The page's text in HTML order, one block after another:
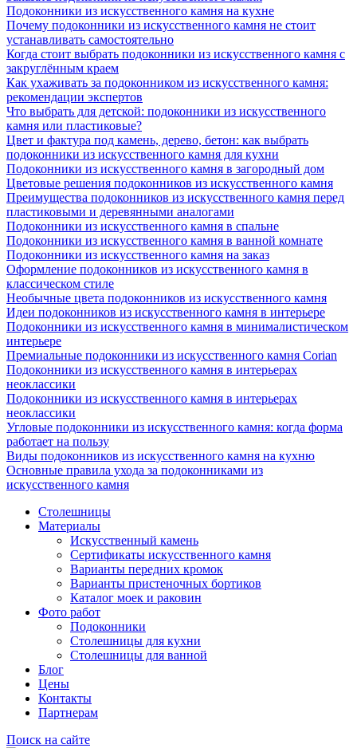
Подоконники из искусственного камня на кухне
Почему подоконники из искусственного камня не стоит
устанавливать самостоятельно
Когда стоит выбрать подоконники из искусственного камня с
закруглённым краем
Как ухаживать за подоконником из искусственного камня:
рекомендации экспертов
Что выбрать для детской: подоконники из искусственного
камня или пластиковые?
Цвет и фактура под камень, дерево, бетон: как выбрать
подоконники из искусственного камня для кухни
Подоконники из искусственного камня в загородный дом
Цветовые решения подоконников из искусственного камня
Преимущества подоконников из искусственного камня перед
пластиковыми и деревянными аналогами
Подоконники из искусственного камня в спальне
Подоконники из искусственного камня в ванной комнате
Подоконники из искусственного камня на заказ
Оформление подоконников из искусственного камня в
классическом стиле
Необычные цвета подоконников из искусственного камня
Идеи подоконников из искусственного камня в интерьере
Подоконники из искусственного камня в минималистическом
интерьере
Премиальные подоконники из искусственного камня Corian
Подоконники из искусственного камня в интерьерах
неоклассики
Подоконники из искусственного камня в интерьерах
неоклассики
Угловые подоконники из искусственного камня: когда форма
работает на пользу
Виды подоконников из искусственного камня на кухню
Основные правила ухода за подоконниками из
искусственного камня
Столешницы
Материалы
Искусственный камень
Сертификаты искусственного камня
Варианты передних кромок
Варианты пристеночных бортиков
Каталог моек и раковин
Фото работ
Подоконники
Столешницы для кухни
Столешницы для ванной
Блог
Цены
Контакты
Партнерам
Поиск на сайте